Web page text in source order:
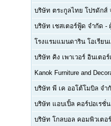
บริษัท ตระกูลไทย โปรดักส์
บริษัท เชสเตอร์ฟู้ด จำกัด -
โรงแรมแมนดาริน โอเรียน
บริษัท คิง เพาเวอร์ อินเตอ
Kanok Furniture and
บริษัท พี เค ออโต้โมบิล จำ
บริษัท แอบเปิ้ล คอร์ปอเรชั่
บริษัท โกลบอล คอมพิวเตอ